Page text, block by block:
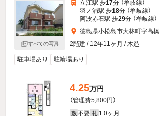
すべての写真
立江駅 歩17分 （牟岐線）
羽ノ浦駅 歩18分 （牟岐線）
阿波赤石駅 歩29分 （牟岐線）
徳島県小松島市大林町字高橋
2階建 / 12年11ヶ月 / 木造
駐車場あり 駐輪場あり
4.25万円
（管理費5,800円）
敷 不要 礼 1.0ヶ月